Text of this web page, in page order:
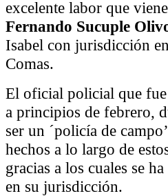
excelente labor que
Fernando Sucuple
Isabel con jurisdicción
Comas.
El oficial policial que fue
a principios de febrero,
ser un ´policía de
hechos a lo largo de
gracias a los cuales se
en su jurisdicción.